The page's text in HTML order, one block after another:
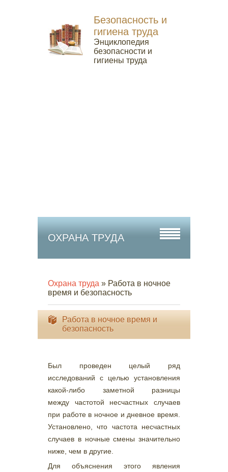
Безопасность и
гигиена труда
Энциклопедия
безопасности и
гигиены труда
ОХРАНА ТРУДА
Охрана труда » Работа в ночное
время и безопасность
Работа в ночное время и
безопасность
Был проведен целый ряд
исследований с целью установления
какой-либо заметной разницы
между частотой несчастных случаев
при работе в ночное и дневное время.
Установлено, что частота несчастных
случаев в ночные смены значительно
ниже, чем в другие.
Для объяснения этого явления